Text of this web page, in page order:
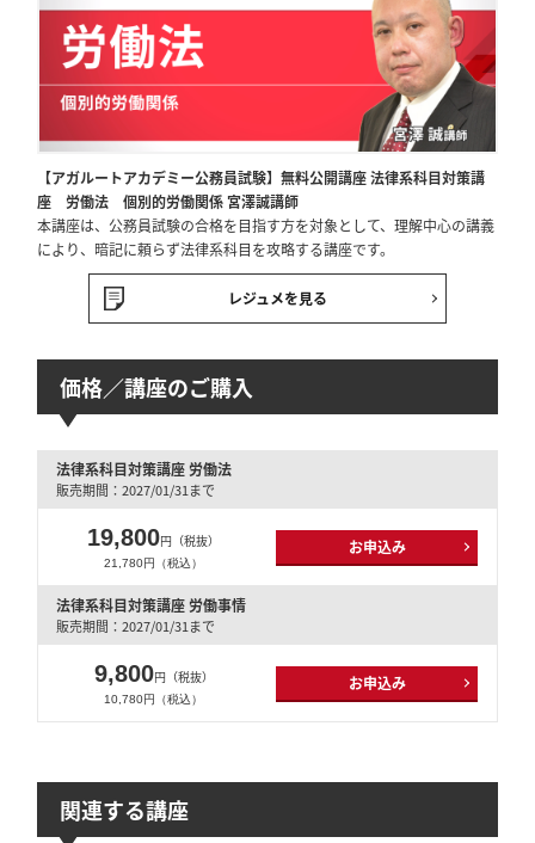
【アガルートアカデミー公務員試験】無料公開講座 法律系科目対策講
座 労働法 個別的労働関係 宮澤誠講師
本講座は、公務員試験の合格を目指す方を対象として、理解中心の講義
により、暗記に頼らず法律系科目を攻略する講座です。
レジュメを見る
価格／講座のご購入
法律系科目対策講座 労働法
販売期間：2027/01/31まで
19,800円（税抜）
21,780円（税込）
お申込み
法律系科目対策講座 労働事情
販売期間：2027/01/31まで
9,800円（税抜）
10,780円（税込）
お申込み
関連する講座